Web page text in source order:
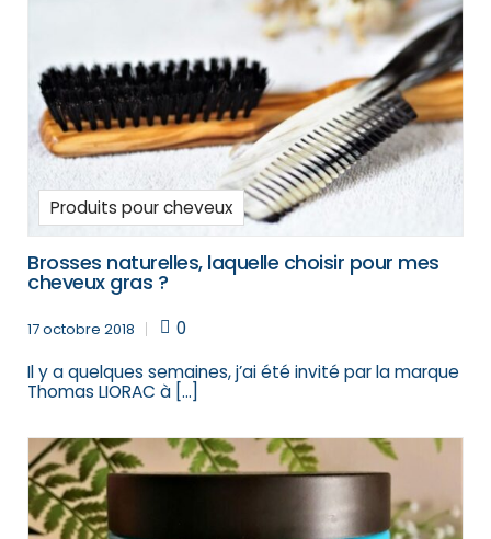
Produits pour cheveux
Brosses naturelles, laquelle choisir pour mes
cheveux gras ?
17 octobre 2018
0
Il y a quelques semaines, j’ai été invité par la marque
Thomas LIORAC à […]